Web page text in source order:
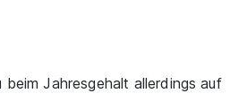
Jahresgehalt allerdings auf